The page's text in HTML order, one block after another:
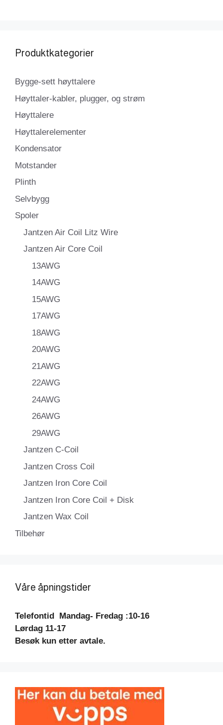
Produktkategorier
Bygge-sett høyttalere
Høyttaler-kabler, plugger, og strøm
Høyttalere
Høyttalerelementer
Kondensator
Motstander
Plinth
Selvbygg
Spoler
Jantzen Air Coil Litz Wire
Jantzen Air Core Coil
13AWG
14AWG
15AWG
17AWG
18AWG
20AWG
21AWG
22AWG
24AWG
26AWG
29AWG
Jantzen C-Coil
Jantzen Cross Coil
Jantzen Iron Core Coil
Jantzen Iron Core Coil + Disk
Jantzen Wax Coil
Tilbehør
Våre åpningstider
Telefontid Mandag- Fredag :10-16
Lørdag 11-17
Besøk kun etter avtale.